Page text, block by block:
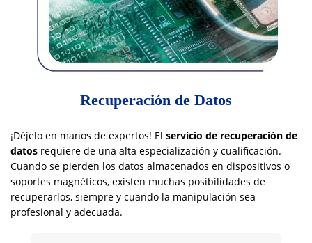
Recuperación de Datos
¡Déjelo en manos de expertos! El servicio de recuperación de
datos requiere de una alta especialización y cualificación.
Cuando se pierden los datos almacenados en dispositivos o
soportes magnéticos, existen muchas posibilidades de
recuperarlos, siempre y cuando la manipulación sea
profesional y adecuada.